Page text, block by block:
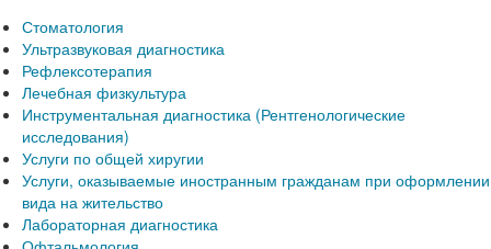
Стоматология
Ультразвуковая диагностика
Рефлексотерапия
Лечебная физкультура
Инструментальная диагностика (Рентгенологические
исследования)
Услуги по общей хиругии
Услуги, оказываемые иностранным гражданам при оформлении
вида на жительство
Лабораторная диагностика